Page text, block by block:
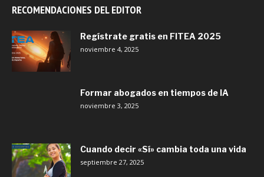
RECOMENDACIONES DEL EDITOR
Regístrate gratis en FITEA 2025
noviembre 4, 2025
Formar abogados en tiempos de IA
noviembre 3, 2025
Cuando decir «Sí» cambia toda una vida
septiembre 27, 2025